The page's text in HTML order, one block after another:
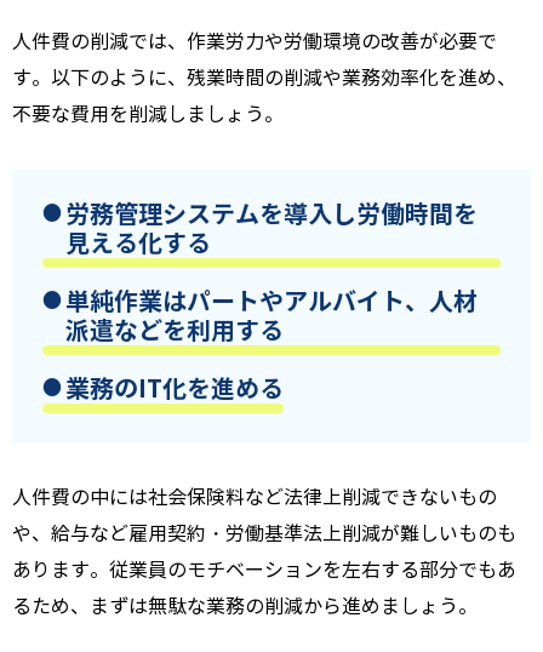
人件費の削減では、作業労力や労働環境の改善が必要で
す。以下のように、残業時間の削減や業務効率化を進め、
不要な費用を削減しましょう。
労務管理システムを導入し労働時間を
見える化する
単純作業はパートやアルバイト、人材
派遣などを利用する
業務のIT化を進める
人件費の中には社会保険料など法律上削減できないもの
や、給与など雇用契約・労働基準法上削減が難しいものも
あります。従業員のモチベーションを左右する部分でもあ
るため、まずは無駄な業務の削減から進めましょう。